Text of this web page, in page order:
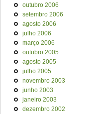
outubro 2006
setembro 2006
agosto 2006
julho 2006
março 2006
outubro 2005
agosto 2005
julho 2005
novembro 2003
junho 2003
janeiro 2003
dezembro 2002